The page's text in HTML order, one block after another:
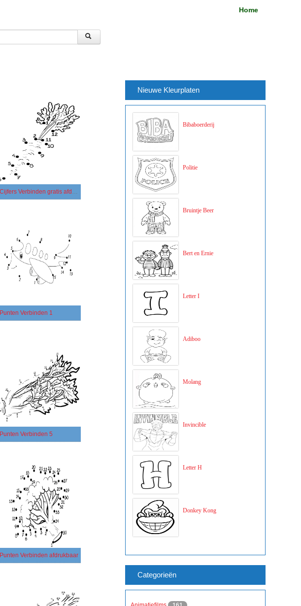
Home
Cijfers Verbinden gratis afdrukbaar
Punten Verbinden 1
Punten Verbinden 5
Punten Verbinden afdrukbaar
Nieuwe Kleurplaten
Bibaboerderij
Politie
Bruintje Beer
Bert en Ernie
Letter I
Adiboo
Molang
Invincible
Letter H
Donkey Kong
Categorieën